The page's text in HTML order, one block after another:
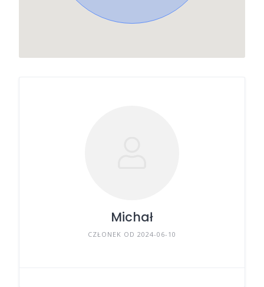
Michał
CZŁONEK OD 2024-06-10